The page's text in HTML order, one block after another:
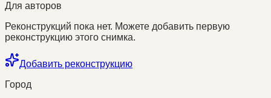
Для авторов
Реконструкций пока нет. Можете добавить первую
реконструкцию этого снимка.
Добавить реконструкцию
Город